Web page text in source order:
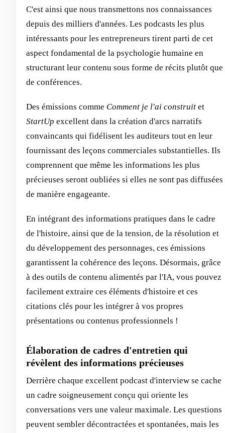
C'est ainsi que nous transmettons nos connaissances
depuis des milliers d'années. Les podcasts les plus
intéressants pour les entrepreneurs tirent parti de cet
aspect fondamental de la psychologie humaine en
structurant leur contenu sous forme de récits plutôt que
de conférences.
Des émissions comme Comment je l'ai construit et
StartUp excellent dans la création d'arcs narratifs
convaincants qui fidélisent les auditeurs tout en leur
fournissant des leçons commerciales substantielles. Ils
comprennent que même les informations les plus
précieuses seront oubliées si elles ne sont pas diffusées
de manière engageante.
En intégrant des informations pratiques dans le cadre
de l'histoire, ainsi que de la tension, de la résolution et
du développement des personnages, ces émissions
garantissent la cohérence des leçons. Désormais, grâce
à des outils de contenu alimentés par l'IA, vous pouvez
facilement extraire ces éléments d'histoire et ces
citations clés pour les intégrer à vos propres
présentations ou contenus professionnels !
Élaboration de cadres d'entretien qui
révèlent des informations précieuses
Derrière chaque excellent podcast d'interview se cache
un cadre soigneusement conçu qui oriente les
conversations vers une valeur maximale. Les questions
peuvent sembler décontractées et spontanées, mais les